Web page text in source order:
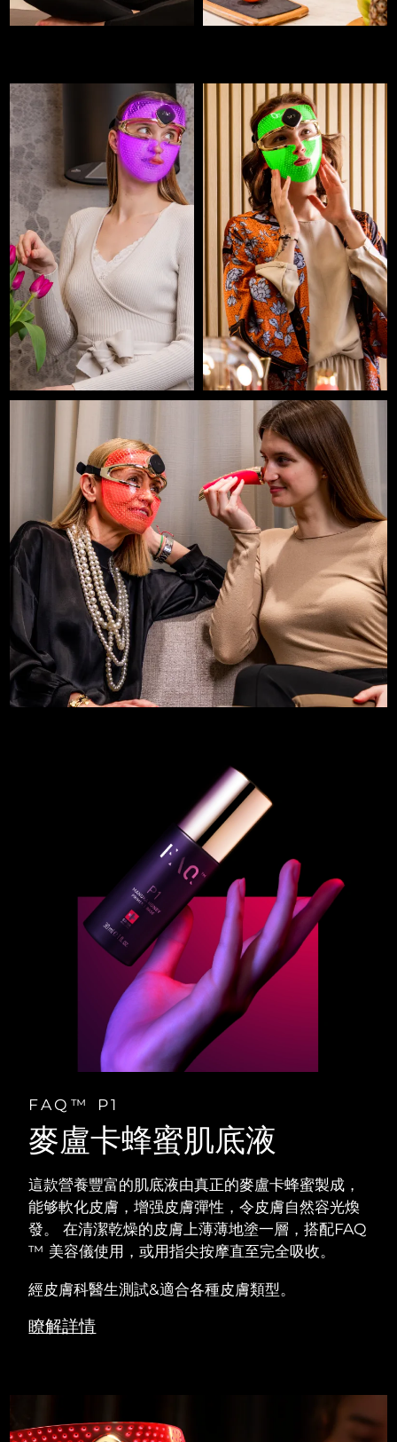
FAQ™ P1
麥盧卡蜂蜜肌底液
這款營養豐富的肌底液由真正的麥盧卡蜂蜜製成，
能够軟化皮膚，增强皮膚彈性，令皮膚自然容光煥
發。 在清潔乾燥的皮膚上薄薄地塗一層，搭配FAQ
™ 美容儀使用，或用指尖按摩直至完全吸收。
經皮膚科醫生測試&適合各種皮膚類型。
瞭解詳情